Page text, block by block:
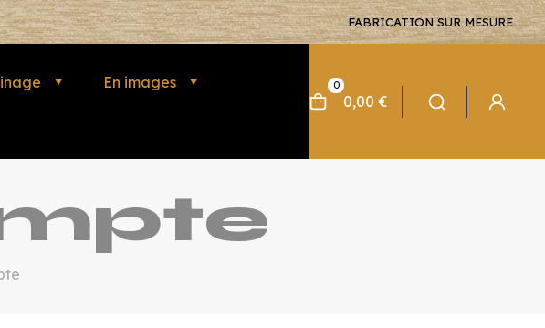
FABRICATION SUR MESURE
En images 0
0,00 €